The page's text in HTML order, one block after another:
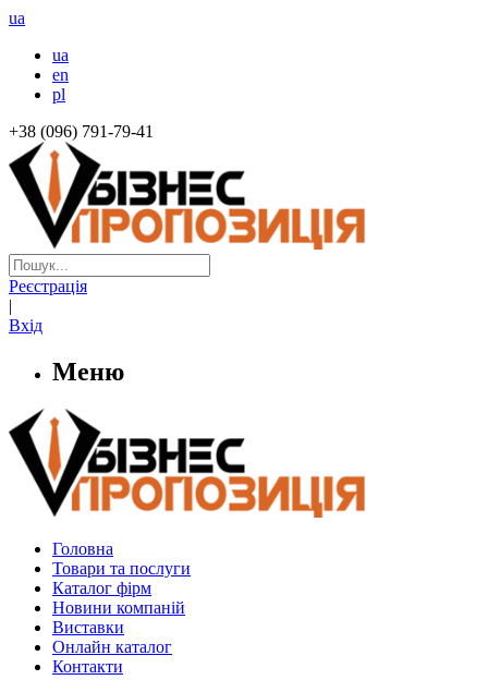
ua
ua
en
pl
+38 (096) 791-79-41
Реєстрація
|
Вхід
Меню
Головна
Товари та послуги
Каталог фірм
Новини компаній
Виставки
Онлайн каталог
Контакти